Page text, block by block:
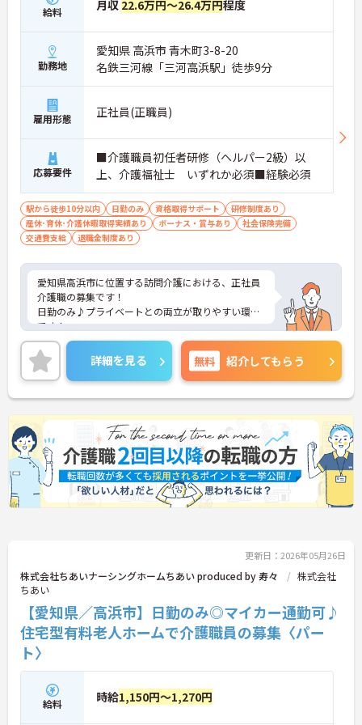
給料 月収 22.6万円～26.4万円程度
勤務地
愛知県 高浜市 青木町3-8-20
名鉄三河線「三河高浜駅」徒歩9分
雇用形態 正社員(正職員)
応募要件
■介護職員初任者研修（ヘルパー2級）以
上、介護福祉士 いずれか必須■経験必須
駅から徒歩10分以内 日勤のみ 資格取得サポート
研修制度あり
産休･育休･介護休暇取得実績あり
ボーナス・賞与あり
社会保険完備
交通費支給
退職金制度あり
愛知県高浜市に位置する訪問介護における、正社員
介護職の募集です！
日勤のみ♪プライベートとの両立が取りやすい環境
です！
ご興味ある方には、面接対策ポイントなど、さらに
詳細をお話しいたしますのでお気軽にご相談くださ
い。
詳細を見る 無料 紹介してもらう
更新日：2026年05月26日
株式会社ちあいナーシングホームちあい produced by 寿々
株式会社
ちあい
【愛知県／高浜市】日勤のみ◎マイカー通勤可♪
住宅型有料老人ホームで介護職員の募集〈パー
ト〉
給料 時給1,150円～1,270円